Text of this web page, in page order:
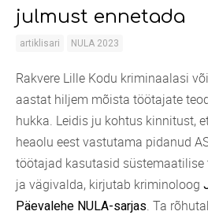
julmust ennetada
artiklisari NULA 2023
Rakvere Lille Kodu kriminaalasi
aastat hiljem mõista töötajate
hukka. Leidis ju kohtus kinnitust,
heaolu eest vastutama pidanud
töötajad kasutasid
ja vägivalda, kirjutab kriminoloog
Päevalehe NULA-sarjas. Ta